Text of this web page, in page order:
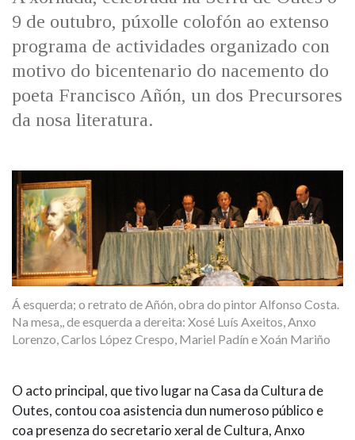
IDENTIDADE CORPORATIVA
MARCIAL DEL ADALID
CASA-MUSEO EMILIA PARDO
BAZÁN
FIGURAS HOMENAXEADAS
HISTORIA
60 ANOS DLG
PRIMAVERA DAS LETRAS
Facebook
TwitterYoutubeInstagram
Bluesky
9 de outubro, púxolle colofón ao extenso
programa de actividades organizado con
motivo do bicentenario do nacemento do
poeta Francisco Añón, un dos Precursores
da nosa literatura.
Á esquerda; o retrato de Añón, obra do pintor Alfonso Costa.
Na mesa,, de esquerda a dereita: Xosé Luís Axeitos, Anxo
Lorenzo, Carlos López Crespo, Mariel Padín e Xoán Mariño
O acto principal, que tivo lugar na Casa da Cultura de
Outes, contou coa asistencia dun numeroso público e
coa presenza do secretario xeral de Cultura, Anxo